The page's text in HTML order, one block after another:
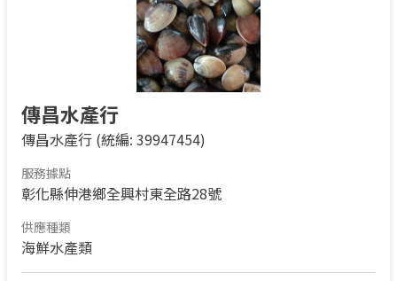
傳昌水產行
傳昌水產行 (統編: 39947454)
服務據點
彰化縣伸港鄉全興村東全路28號
供應種類
海鮮水產類